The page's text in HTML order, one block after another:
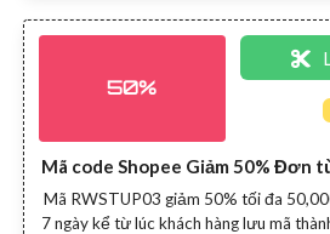
50%
Mã code Shopee Giảm 50% Đơn
Mã RWSTUP03 giảm 50% tối đa
7 ngày kể từ lúc khách hàng lưu mã